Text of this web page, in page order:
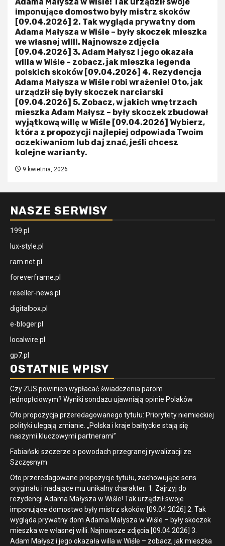
imponujące domostwo były mistrz skoków
[09.04.2026] 2. Tak wygląda prywatny dom
Adama Małysza w Wiśle – były skoczek mieszka
we własnej willi. Najnowsze zdjęcia
[09.04.2026] 3. Adam Małysz i jego okazała
willa w Wiśle – zobacz, jak mieszka legenda
polskich skoków [09.04.2026] 4. Rezydencja
Adama Małysza w Wiśle robi wrażenie! Oto, jak
urządził się były skoczek narciarski
[09.04.2026] 5. Zobacz, w jakich wnętrzach
mieszka Adam Małysz – były skoczek zbudował
wyjątkową willę w Wiśle [09.04.2026] Wybierz,
która z propozycji najlepiej odpowiada Twoim
oczekiwaniom lub daj znać, jeśli chcesz
kolejne warianty.
9 kwietnia, 2026
NASZE SERWISY
199.pl
lux-style.pl
ram.net.pl
foreverframe.pl
reseller-news.pl
digitalbox.pl
e-bloger.pl
localwire.pl
gp7.pl
OSTATNIE WPISY
Czy ZUS powinien wypłacać świadczenia parom
jednopłciowym? Wyniki sondażu ujawniają opinie Polaków
Oto propozycja przeredagowanego tytułu: Priorytety niemieckiej
polityki ulegają zmianie. „Polska i kraje bałtyckie stają się
naszymi kluczowymi partnerami”
Fabiański szczerze o powodach przegranej rywalizacji ze
Szczęsnym
Oto przeredagowane propozycje tytułu, zachowujące sens
oryginału i nadające mu unikalny charakter: 1. Zajrzyj do
rezydencji Adama Małysza w Wiśle! Tak urządził swoje
imponujące domostwo były mistrz skoków [09.04.2026] 2. Tak
wygląda prywatny dom Adama Małysza w Wiśle – były skoczek
mieszka we własnej willi. Najnowsze zdjęcia [09.04.2026] 3.
Adam Małysz i jego okazała willa w Wiśle – zobacz, jak mieszka